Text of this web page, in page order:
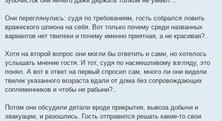
Они переглянулись: судя по требованиям, гость собрался ловить
вражеского шпиона на себя. Вот только почему среди названных
вариантов нет твилеки и почему именно приятная, а не красивая?..
Хотя на второй вопрос они могли бы ответить и сами, но хотелось
услышать мнение гостя. И тот, судя по насмешливому взгляду, это
понял. А вот в ответ на первый спросил сам, много ли они видели
твилек указанного возраста вдали от дома без сопровождающих
соплеменников и чтобы не рабыни?..
Потом они обсудили детали вроде прикрытия, вывоза добычи и
эвакуации, и разошлись. Гость отправился решать какие-то свои